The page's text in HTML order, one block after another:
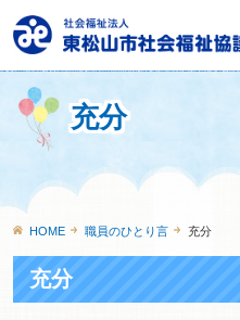
充分
HOME 職員のひとり言 充分
充分